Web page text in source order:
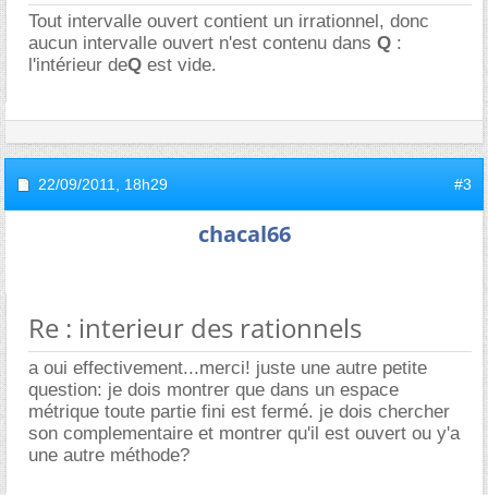
Tout intervalle ouvert contient un irrationnel, donc
aucun intervalle ouvert n'est contenu dans Q :
l'intérieur deQ est vide.
22/09/2011, 18h29 #3
chacal66
Re : interieur des rationnels
a oui effectivement...merci! juste une autre petite
question: je dois montrer que dans un espace
métrique toute partie fini est fermé. je dois chercher
son complementaire et montrer qu'il est ouvert ou y'a
une autre méthode?